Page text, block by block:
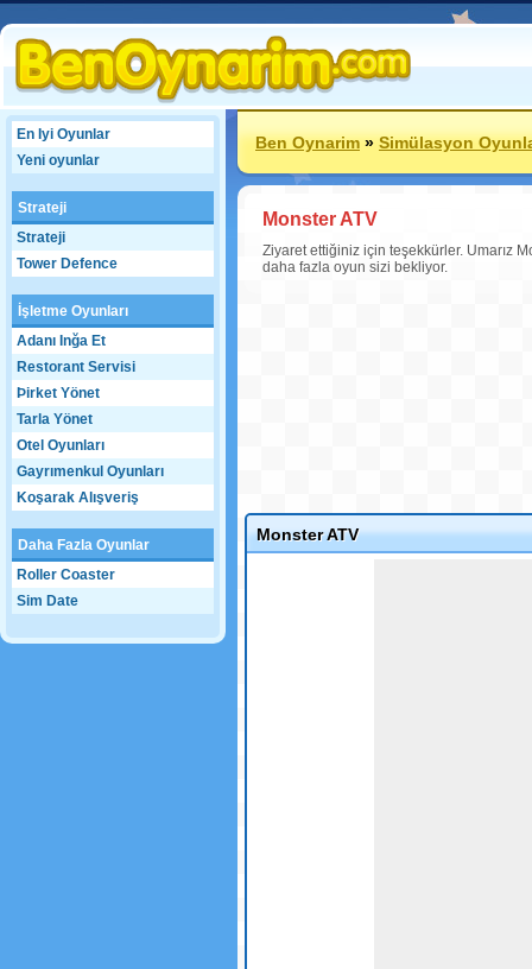
En Iyi Oyunlar
Yeni oyunlar
Strateji
Strateji
Tower Defence
İşletme Oyunları
Adanı Inğa Et
Restorant Servisi
Þirket Yönet
Tarla Yönet
Otel Oyunları
Gayrımenkul Oyunları
Koşarak Alışveriş
Daha Fazla Oyunlar
Roller Coaster
Sim Date
Ben Oynarim»Simülasyon
Monster ATV
Ziyaret ettiğiniz için teşekkürler. Umarız
daha fazla oyun sizi bekliyor.
Monster ATV